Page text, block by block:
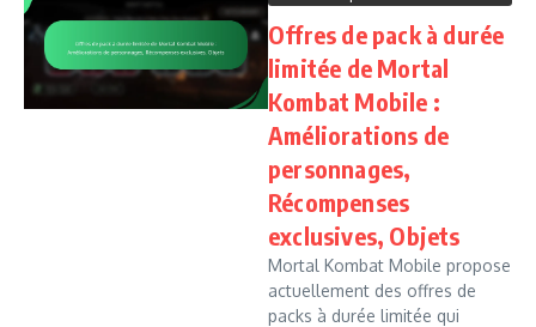
Offres de pack à durée
limitée de Mortal
Kombat Mobile :
Améliorations de
personnages,
Récompenses
exclusives, Objets
Mortal Kombat Mobile propose
actuellement des offres de
packs à durée limitée qui